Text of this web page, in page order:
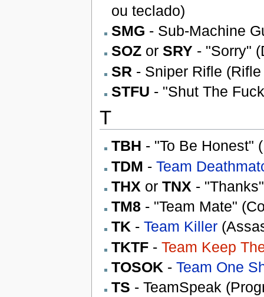
ou teclado)
SMG - Sub-Machine
SOZor SRY - "Sorry"
SR - Sniper Rifle
STFU - "Shut The
T
TBH - "To Be Honest"
TDM - Team
THX or TNX -
TM8- "Team Mate"
TK - Team Killer
TKTF- Team Keep
TOSOK - Team One
TS - TeamSpeak